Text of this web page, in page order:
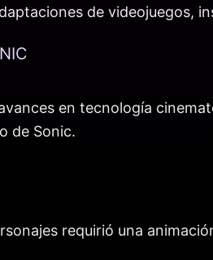
de videojuegos,
en tecnología
de Sonic.
requirió una